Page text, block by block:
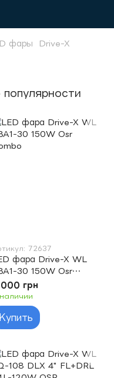
фары Drive-X
популярности
72637
фара Drive-X WL
30 150W Osr
грн
Купить